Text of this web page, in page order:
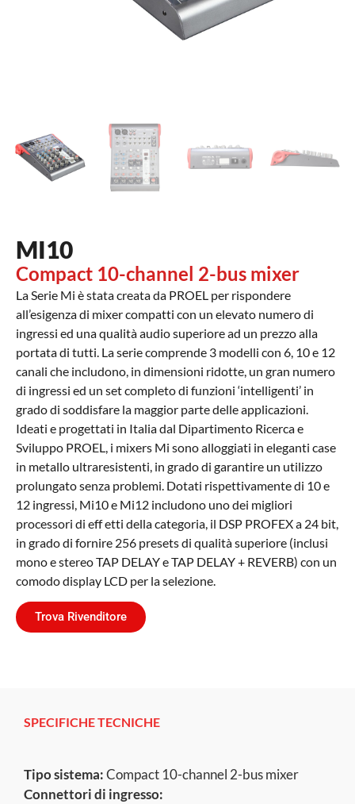
MI10
Compact 10-channel 2-bus mixer
La Serie Mi è stata creata da PROEL per rispondere
all’esigenza di mixer compatti con un elevato numero di
ingressi ed una qualità audio superiore ad un prezzo alla
portata di tutti. La serie comprende 3 modelli con 6, 10 e 12
canali che includono, in dimensioni ridotte, un gran numero
di ingressi ed un set completo di funzioni ‘intelligenti’ in
grado di soddisfare la maggior parte delle applicazioni.
Ideati e progettati in Italia dal Dipartimento Ricerca e
Sviluppo PROEL, i mixers Mi sono alloggiati in eleganti case
in metallo ultraresistenti, in grado di garantire un utilizzo
prolungato senza problemi. Dotati rispettivamente di 10 e
12 ingressi, Mi10 e Mi12 includono uno dei migliori
processori di eff etti della categoria, il DSP PROFEX a 24 bit,
in grado di fornire 256 presets di qualità superiore (inclusi
mono e stereo TAP DELAY e TAP DELAY + REVERB) con un
comodo display LCD per la selezione.
Trova Rivenditore
SPECIFICHE TECNICHE
Tipo sistema:Compact 10-channel 2-bus mixer
Connettori di ingresso: